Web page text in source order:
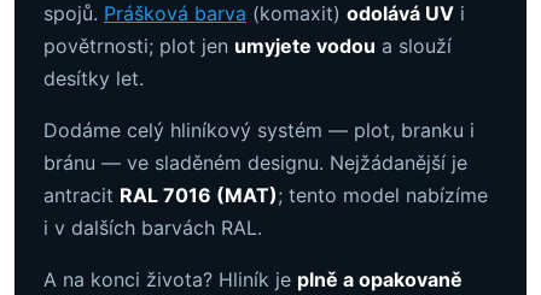
spojů. Prášková barva (komaxit) odolává UV i
povětrnosti; plot jen umyjete vodou a slouží
desítky let.
Dodáme celý hliníkový systém — plot, branku i
bránu — ve sladěném designu. Nejžádanější je
antracit RAL 7016 (MAT); tento model nabízíme
i v dalších barvách RAL.
A na konci života? Hliník je plně a opakovaně